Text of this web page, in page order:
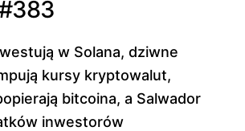
w Solana, dziwne
kursy kryptowalut,
bitcoina, a Salwador
inwestorów